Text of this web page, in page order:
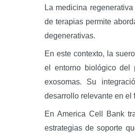
La medicina
de terapias permite
degenerativas.
En este contexto, la
el entorno biológico del
exosomas. Su
desarrollo relevante en el
En America Cell Bank
estrategias de soporte